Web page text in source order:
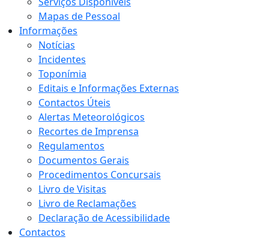
Mapas de Pessoal
Informações
Notícias
Incidentes
Toponímia
Editais e Informações Externas
Contactos Úteis
Alertas Meteorológicos
Recortes de Imprensa
Regulamentos
Documentos Gerais
Procedimentos Concursais
Livro de Visitas
Livro de Reclamações
Declaração de Acessibilidade
Contactos